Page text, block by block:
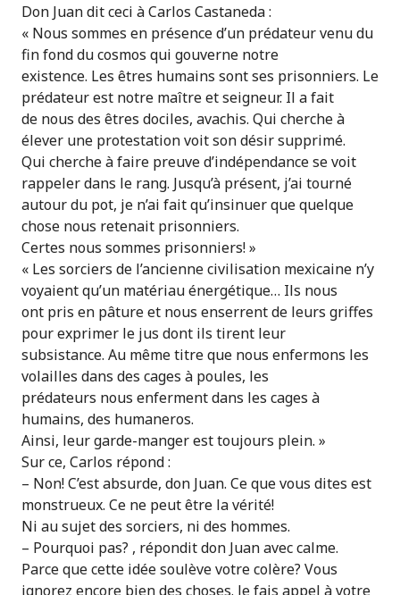
Don Juan dit ceci à Carlos Castaneda :
« Nous sommes en présence d’un prédateur venu du
fin fond du cosmos qui gouverne notre
existence. Les êtres humains sont ses prisonniers. Le
prédateur est notre maître et seigneur. Il a fait
de nous des êtres dociles, avachis. Qui cherche à
élever une protestation voit son désir supprimé.
Qui cherche à faire preuve d’indépendance se voit
rappeler dans le rang. Jusqu’à présent, j’ai tourné
autour du pot, je n’ai fait qu’insinuer que quelque
chose nous retenait prisonniers.
Certes nous sommes prisonniers! »
« Les sorciers de l’ancienne civilisation mexicaine n’y
voyaient qu’un matériau énergétique… Ils nous
ont pris en pâture et nous enserrent de leurs griffes
pour exprimer le jus dont ils tirent leur
subsistance. Au même titre que nous enfermons les
volailles dans des cages à poules, les
prédateurs nous enferment dans les cages à
humains, des humaneros.
Ainsi, leur garde-manger est toujours plein. »
Sur ce, Carlos répond :
– Non! C’est absurde, don Juan. Ce que vous dites est
monstrueux. Ce ne peut être la vérité!
Ni au sujet des sorciers, ni des hommes.
– Pourquoi pas? , répondit don Juan avec calme.
Parce que cette idée soulève votre colère? Vous
ignorez encore bien des choses. Je fais appel à votre